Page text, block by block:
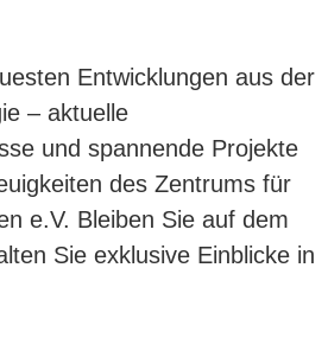
Entwicklungen aus der
– aktuelle
und spannende Projekte
des Zentrums für
e.V. Bleiben Sie auf dem
Sie exklusive Einblicke in